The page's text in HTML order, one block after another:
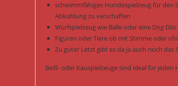
schwimmfähiges Hundespielzeug für den
Abkühlung zu verschaffen
Wurfspielzeug wie Bälle oder eine Dog
Figuren oder Tiere ob mit Stimme oder
Zu guter Letzt gibt es da ja auch noch
Beiß- oder Kauspielzeuge sind ideal für